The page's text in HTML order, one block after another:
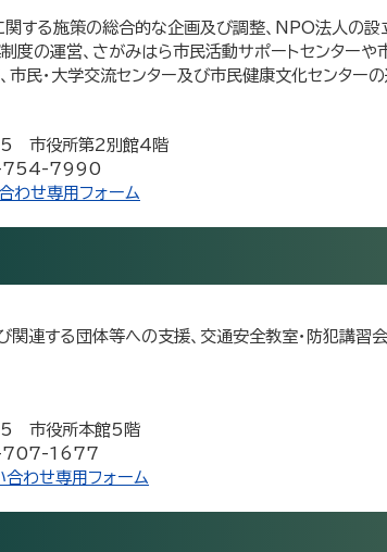
する施策の総合的な企画及び調整、NPO法人の
度の運営、さがみはら市民活動サポートセンターや
市民・大学交流センター及び市民健康文化センター
市役所第2別館4階
754-7990
わせ専用フォーム
関連する団体等への支援、交通安全教室・防犯講習
市役所本館5階
707-1677
合わせ専用フォーム